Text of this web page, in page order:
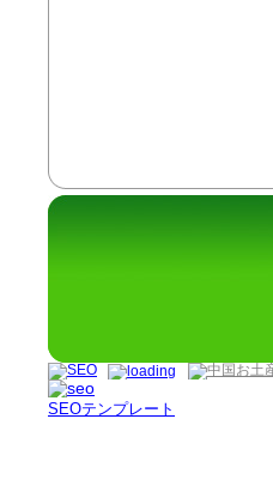
SEOテンプレート